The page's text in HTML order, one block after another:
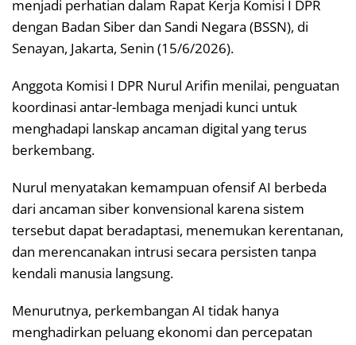
menjadi perhatian dalam Rapat Kerja Komisi I DPR
dengan Badan Siber dan Sandi Negara (BSSN), di
Senayan, Jakarta, Senin (15/6/2026).
Anggota Komisi I DPR Nurul Arifin menilai, penguatan
koordinasi antar-lembaga menjadi kunci untuk
menghadapi lanskap ancaman digital yang terus
berkembang.
Nurul menyatakan kemampuan ofensif AI berbeda
dari ancaman siber konvensional karena sistem
tersebut dapat beradaptasi, menemukan kerentanan,
dan merencanakan intrusi secara persisten tanpa
kendali manusia langsung.
Menurutnya, perkembangan AI tidak hanya
menghadirkan peluang ekonomi dan percepatan